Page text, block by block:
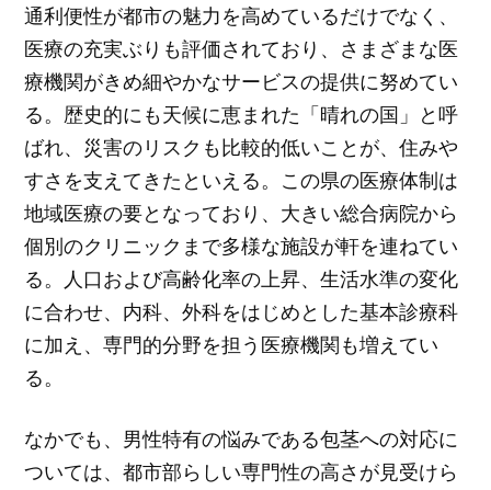
通利便性が都市の魅力を高めているだけでなく、
医療の充実ぶりも評価されており、さまざまな医
療機関がきめ細やかなサービスの提供に努めてい
る。歴史的にも天候に恵まれた「晴れの国」と呼
ばれ、災害のリスクも比較的低いことが、住みや
すさを支えてきたといえる。この県の医療体制は
地域医療の要となっており、大きい総合病院から
個別のクリニックまで多様な施設が軒を連ねてい
る。人口および高齢化率の上昇、生活水準の変化
に合わせ、内科、外科をはじめとした基本診療科
に加え、専門的分野を担う医療機関も増えてい
る。
なかでも、男性特有の悩みである包茎への対応に
ついては、都市部らしい専門性の高さが見受けら